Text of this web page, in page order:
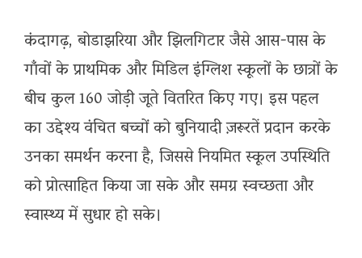
कंदागढ़, बोडाझरिया और झिलगिटार जैसे आस-पास के
गाँवों के प्राथमिक और मिडिल इंग्लिश स्कूलों के छात्रों के
बीच कुल 160 जोड़ी जूते वितरित किए गए। इस पहल
का उद्देश्य वंचित बच्चों को बुनियादी ज़रूरतें प्रदान करके
उनका समर्थन करना है, जिससे नियमित स्कूल उपस्थिति
को प्रोत्साहित किया जा सके और समग्र स्वच्छता और
स्वास्थ्य में सुधार हो सके।